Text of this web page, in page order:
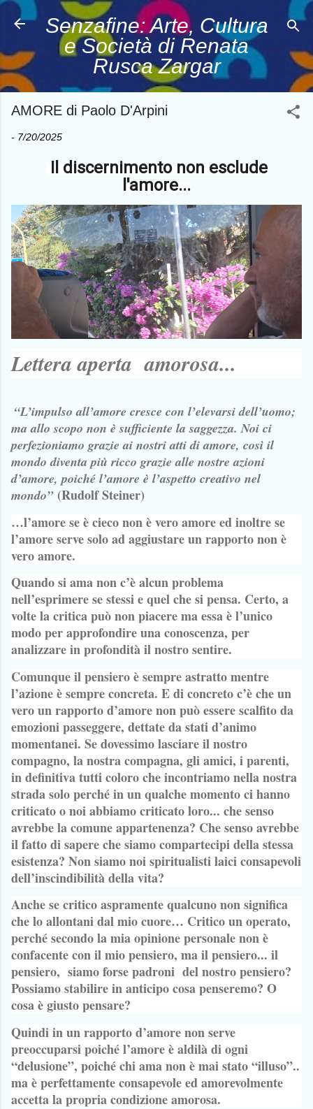
Passa ai contenuti principali
Senzafine: Arte, Cultura
e Società di Renata
Rusca Zargar
AMORE di Paolo D'Arpini
- 7/20/2025
Il discernimento non esclude
l'amore...
Lettera aperta amorosa...
“L’impulso all’amore cresce con l’elevarsi dell’uomo;
ma allo scopo non è sufficiente la saggezza. Noi ci
perfezioniamo grazie ai nostri atti di amore, così il
mondo diventa più ricco grazie alle nostre azioni
d’amore, poiché l’amore è l’aspetto creativo nel
mondo” (Rudolf Steiner)
…l’amore se è cieco non è vero amore ed inoltre se
l’amore serve solo ad aggiustare un rapporto non è
vero amore.
Quando si ama non c’è alcun problema
nell’esprimere se stessi e quel che si pensa. Certo, a
volte la critica può non piacere ma essa è l’unico
modo per approfondire una conoscenza, per
analizzare in profondità il nostro sentire.
Comunque il pensiero è sempre astratto mentre
l’azione è sempre concreta. E di concreto c’è che un
vero un rapporto d’amore non può essere scalfito da
emozioni passeggere, dettate da stati d’animo
momentanei. Se dovessimo lasciare il nostro
compagno, la nostra compagna, gli amici, i parenti,
in definitiva tutti coloro che incontriamo nella nostra
strada solo perché in un qualche momento ci hanno
criticato o noi abbiamo criticato loro... che senso
avrebbe la comune appartenenza? Che senso avrebbe
il fatto di sapere che siamo compartecipi della stessa
esistenza? Non siamo noi spiritualisti laici consapevoli
dell’inscindibilità della vita?
Anche se critico aspramente qualcuno non significa
che lo allontani dal mio cuore… Critico un operato,
perché secondo la mia opinione personale non è
confacente con il mio pensiero, ma il pensiero... il
pensiero, siamo forse padroni del nostro pensiero?
Possiamo stabilire in anticipo cosa penseremo? O
cosa è giusto pensare?
Quindi in un rapporto d’amore non serve
preoccuparsi poiché l’amore è aldilà di ogni
“delusione”, poiché chi ama non è mai stato “illuso”..
ma è perfettamente consapevole ed amorevolmente
accetta la propria condizione amorosa.